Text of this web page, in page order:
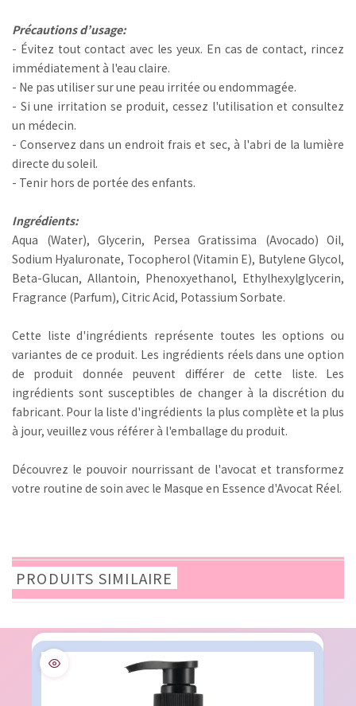
Précautions d’usage:
- Évitez tout contact avec les yeux. En cas de contact, rincez
immédiatement à l'eau claire.
- Ne pas utiliser sur une peau irritée ou endommagée.
- Si une irritation se produit, cessez l'utilisation et consultez
un médecin.
- Conservez dans un endroit frais et sec, à l'abri de la lumière
directe du soleil.
- Tenir hors de portée des enfants.
Ingrédients:
Aqua (Water), Glycerin, Persea Gratissima (Avocado) Oil,
Sodium Hyaluronate, Tocopherol (Vitamin E), Butylene Glycol,
Beta-Glucan, Allantoin, Phenoxyethanol, Ethylhexylglycerin,
Fragrance (Parfum), Citric Acid, Potassium Sorbate.
Cette liste d'ingrédients représente toutes les options ou
variantes de ce produit. Les ingrédients réels dans une option
de produit donnée peuvent différer de cette liste. Les
ingrédients sont susceptibles de changer à la discrétion du
fabricant. Pour la liste d'ingrédients la plus complète et la plus
à jour, veuillez vous référer à l'emballage du produit.
Découvrez le pouvoir nourrissant de l'avocat et transformez
votre routine de soin avec le Masque en Essence d'Avocat Réel.
PRODUITS SIMILAIRE